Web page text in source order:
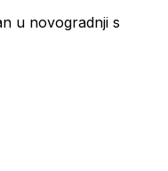
u novogradnji s